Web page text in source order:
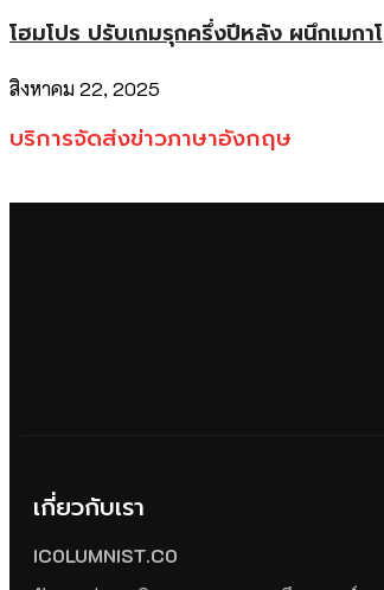
โฮมโปร ปรับเกมรุกครึ่งปีหลัง ผนึกเมกาโ
สิงหาคม 22, 2025
บริการจัดส่งข่าวภาษาอังกฤษ
เกี่ยวกับเรา
ICOLUMNIST.CO